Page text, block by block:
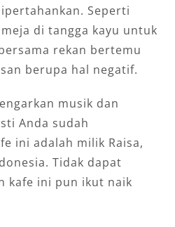
Seperti
di tangga kayu untuk
rekan bertemu
berupa hal negatif.
musik dan
Anda sudah
ini adalah milik Raisa,
Tidak dapat
kafe ini pun ikut naik